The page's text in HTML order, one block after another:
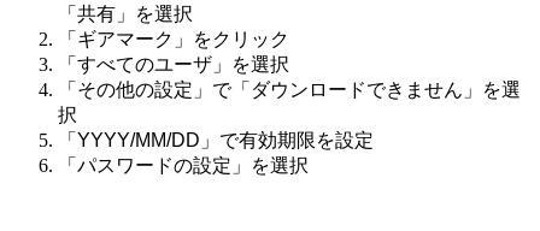
「共有」を選択
「ギアマーク」をクリック
「すべてのユーザ」を選択
「その他の設定」で「ダウンロードできません」を選
択
「YYYY/MM/DD」で有効期限を設定
「パスワードの設定」を選択